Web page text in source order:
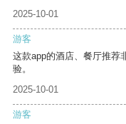
2025-10-01
游客
这款app的酒店、餐厅推荐
验。
2025-10-01
游客